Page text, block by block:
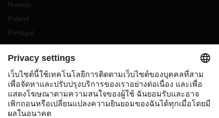
Norway
Poland
Portugal
Romania
Slovakia
Spain
Sweden
Switzerland (DE FR)